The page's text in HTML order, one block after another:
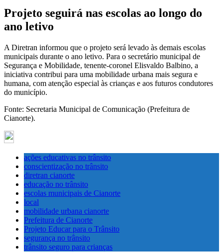
Projeto seguirá nas escolas ao longo do
ano letivo
A Diretran informou que o projeto será levado às demais escolas
municipais durante o ano letivo. Para o secretário municipal de
Segurança e Mobilidade, tenente-coronel Elisvaldo Balbino, a
iniciativa contribui para uma mobilidade urbana mais segura e
humana, com atenção especial às crianças e aos futuros condutores
do município.
Fonte: Secretaria Municipal de Comunicação (Prefeitura de
Cianorte).
ações educativas no trânsito
conscientização no trânsito
diretran cianorte
educação no trânsito
escolas municipais de Cianorte
local
mobilidade urbana cianorte
Prefeitura de Cianorte
Projeto Educar para o Trânsito
segurança no trânsito
trânsito seguro para crianças